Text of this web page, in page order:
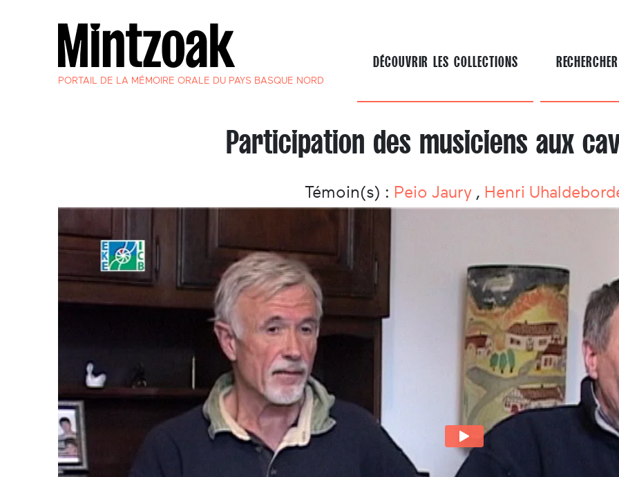
PORTAIL DE LA MÉMOIRE ORALE DU PAYS BASQUE NORD
DÉCOUVRIR LES COLLECTIONS
Participation des musiciens aux
Témoin(s) : Peio Jaury , Henri